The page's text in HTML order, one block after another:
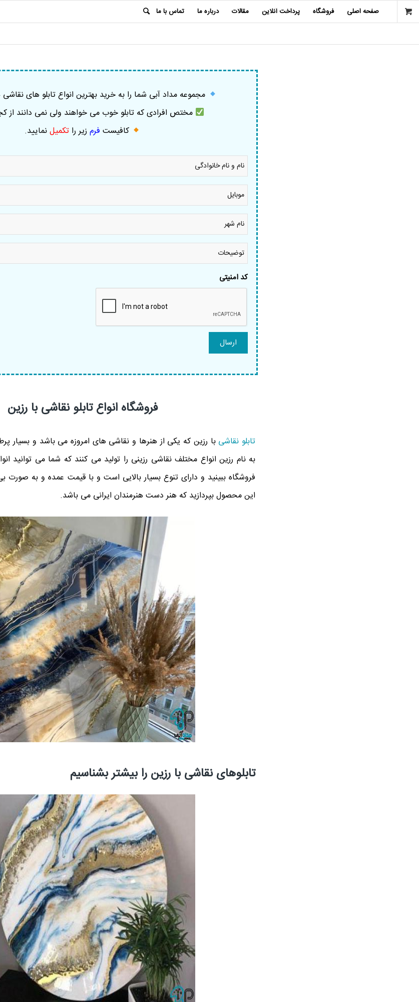
صفحه اصلی فروشگاه پرداخت آنلاین مقالات درباره ما تماس با ما
مجموعه مداد آبی شما را به خرید بهترین انواع تابلو های
مختص افرادی که تابلو خوب می خواهند ولی نمی دانند از
کافیست فرم زیر را تکمیلنمایید.
نام
نام
خانوادگی
موبایل
نام
شهر *
توضیحات
کد امنیتی
فروشگاه انواع تابلو نقاشی با رزین
تابلو نقاشی با رزین که یکی از هنرها و نقاشی های امروزه می باشد و بسیار
به نام رزین انواع مختلف نقاشی رزینی را تولید می کنند که شما می توانید
فروشگاه ببینید و دارای تنوع بسیار بالایی است و با قیمت عمده و به صورت
این محصول بپردازید که هنر دست هنرمندان ایرانی می باشد.
تابلوهای نقاشی با رزین را بیشتر بشناسیم